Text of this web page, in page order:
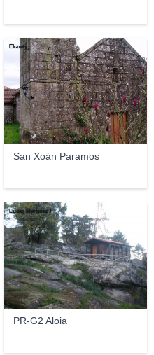
San Xoán Paramos
Elcorty
PR-G2 Aloia
Lucas Martínez F